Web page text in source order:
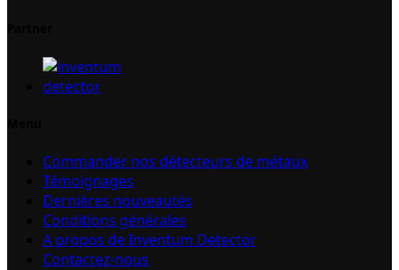
Commander nos détecteurs de métaux
Témoignages
Dernières nouveautés
Conditions générales
A propos de Inventum Detector
Contactez-nous